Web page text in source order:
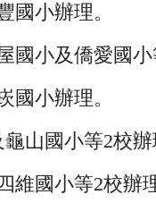
國小辦理。
國小及僑愛國小
國小辦理。
山國小等2校辦
維國小等2校辦理